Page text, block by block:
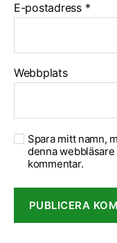
E-postadress *
Webbplats
Spara mitt namn,
denna
kommentar.